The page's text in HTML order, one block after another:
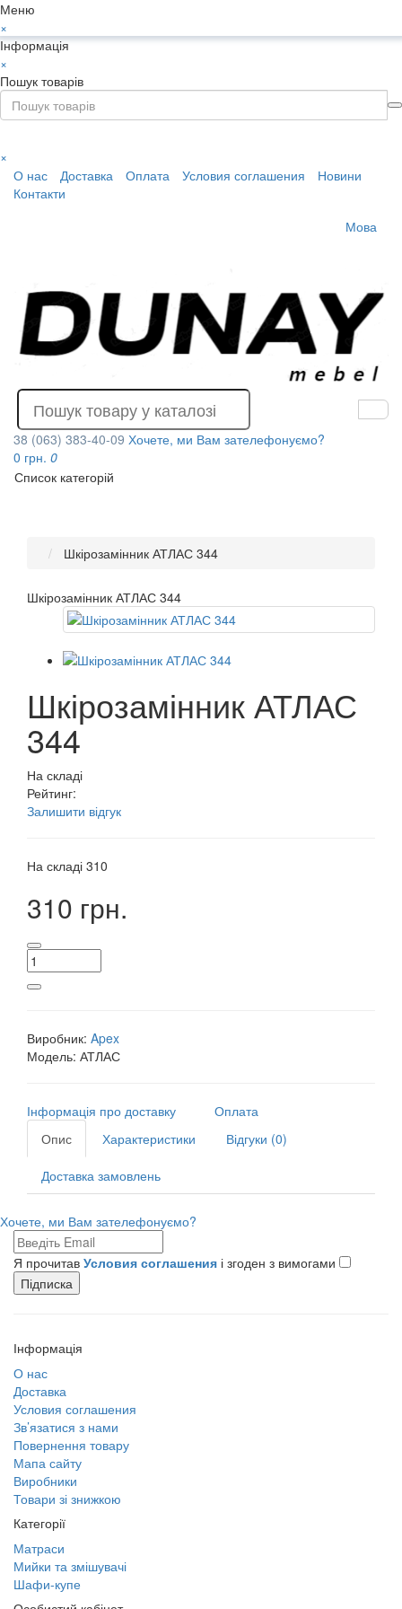
Меню
×
Інформація
×
Пошук товарів
×
О нас
Доставка Оплата Условия соглашения
Новини
Контакти
Мова
38 (063) 383-40-09 Хочете, ми Вам зателефонуємо?
0 грн. 0
Список категорій
Шкірозамінник АТЛАС 344
Шкірозамінник АТЛАС 344
Шкірозамінник АТЛАС
344
На складі
Рейтинг:
Залишити відгук
На складі 310
310 грн.
Виробник: Apex
Модель: АТЛАС
Інформація про доставку
Оплата
Опис
Характеристики Відгуки (0)
Доставка замовлень
Хочете, ми Вам зателефонуємо?
Я прочитав Условия соглашения і згоден з вимогами
Підписка
Інформація
О нас
Доставка
Условия соглашения
Зв’язатися з нами
Повернення товару
Мапа сайту
Виробники
Товари зі знижкою
Категорії
Матраси
Мийки та змішувачі
Шафи-купе